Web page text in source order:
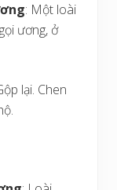
: Một loài
ương, ở
lại. Chen